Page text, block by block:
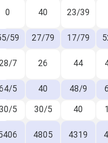
23/39
17/79
27/79
55/59
28/7
48/9
64/5
30/5
30/5
4319
4805
5406